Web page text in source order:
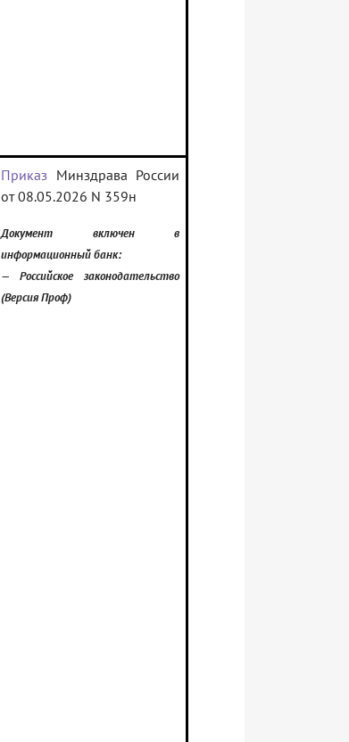
Приказ Минздрава России
от 08.05.2026 N 359н
Документ включен в
информационный банк:
— Российское законодательство
(Версия Проф)